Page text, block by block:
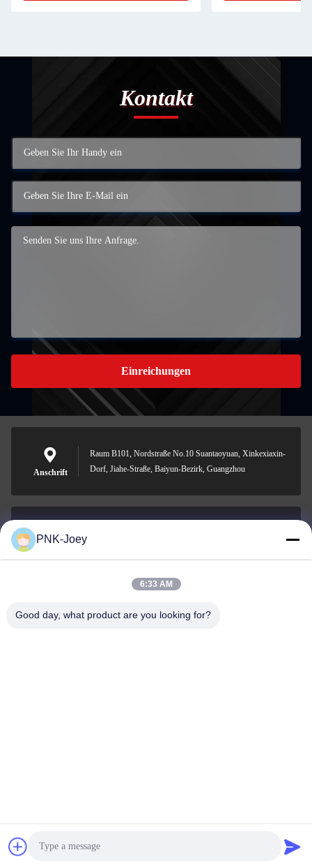
Kontakt
Einreichungen
Anschrift
Raum B101, Nordstraße No.10 Suantaoyuan, Xinkexiaxin-
Dorf, Jiahe-Straße, Baiyun-Bezirk, Guangzhou
E-Mail-Adresse
008613580404923
Guangzhou Xingchao Agriculture Machinery Co., Ltd.
PNK-Joey
6:33 AM
Good day, what product are you looking for?